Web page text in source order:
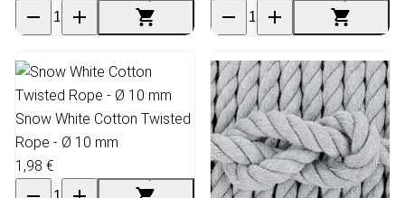
Snow White Cotton Twisted
Rope - Ø 10 mm
1,98 €